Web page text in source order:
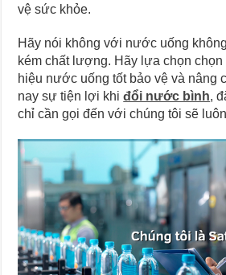
vệ sức khỏe.
Hãy nói không với nước uống
kém chất lượng. Hãy lựa chọn
hiệu nước uống tốt bảo vệ và nâng
nay sự tiện lợi khiđổi nước bình,
chỉ cần gọi đến với chúng tôi sẽ